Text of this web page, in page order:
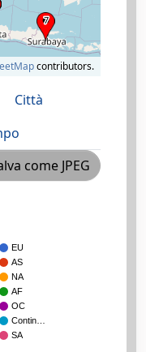
contributors.
Città
come JPEG
EU
AS
NA
AF
OC
Contin…
SA